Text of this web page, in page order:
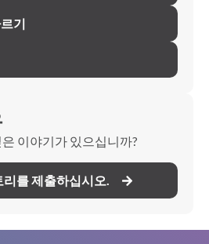
기
이야기가 있으십니까?
리를 제출하십시오.